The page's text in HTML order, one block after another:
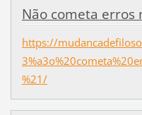
Não cometa
https://
%21/